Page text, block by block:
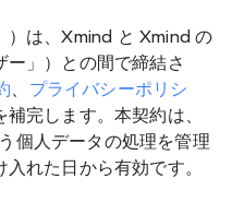
）は、Xmind と Xmind の
」）との間で締結さ
プライバシーポリシ
補完します。本契約は、
個人データの処理を管理
れた日から有効です。